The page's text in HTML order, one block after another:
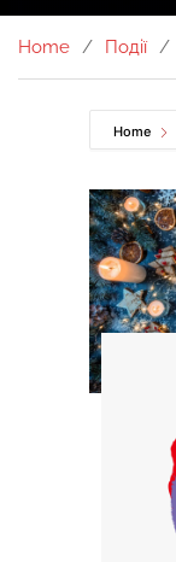
Home Події
Home